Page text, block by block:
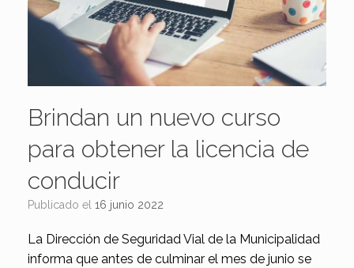
Brindan un nuevo curso
para obtener la licencia de
conducir
Publicado el 16 junio 2022
La Dirección de Seguridad Vial de la Municipalidad
informa que antes de culminar el mes de junio se